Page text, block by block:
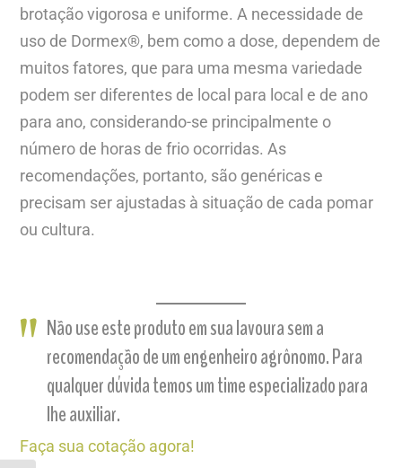
brotação vigorosa e uniforme. A necessidade de
uso de Dormex®, bem como a dose, dependem de
muitos fatores, que para uma mesma variedade
podem ser diferentes de local para local e de ano
para ano, considerando-se principalmente o
número de horas de frio ocorridas. As
recomendações, portanto, são genéricas e
precisam ser ajustadas à situação de cada pomar
ou cultura.
Não use este produto em sua lavoura sem a
recomendação de um engenheiro agrônomo. Para
qualquer dúvida temos um time especializado para
lhe auxiliar.
Faça sua cotação agora!